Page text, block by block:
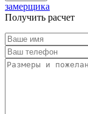
замерщика
Получить расчет